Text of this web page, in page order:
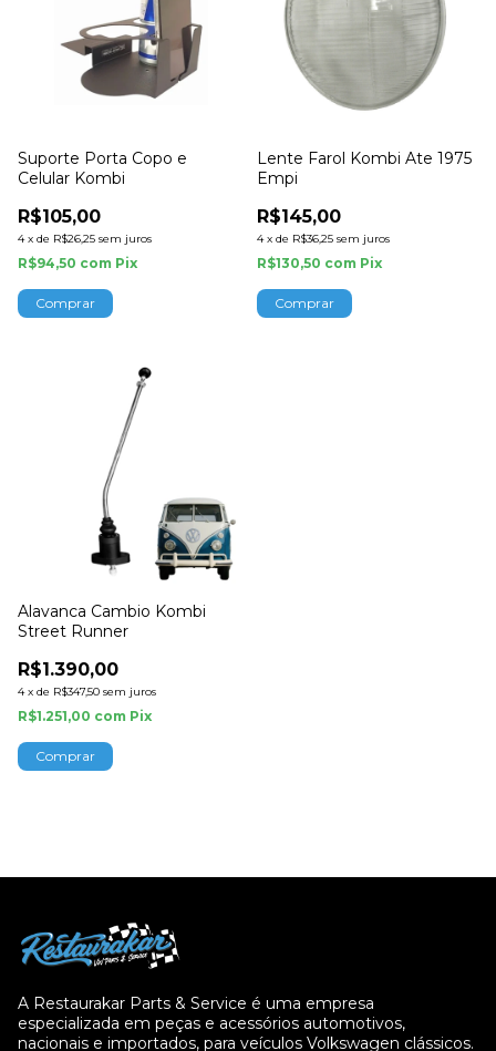
Suporte Porta Copo e
Celular Kombi
R$105,00
4 x de R$26,25 sem juros
R$94,50 com Pix
Lente Farol Kombi Ate 1975
Empi
R$145,00
4 x de R$36,25 sem juros
R$130,50 com Pix
Alavanca Cambio Kombi
Street Runner
R$1.390,00
4 x de R$347,50 sem juros
R$1.251,00 com Pix
A Restaurakar Parts & Service é uma empresa
especializada em peças e acessórios automotivos,
nacionais e importados, para veículos Volkswagen clássicos.